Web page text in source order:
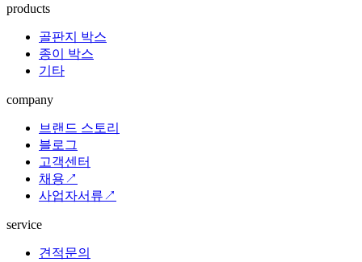
products
골판지 박스
종이 박스
기타
company
브랜드 스토리
블로그
고객센터
채용↗
사업자서류↗
service
견적문의